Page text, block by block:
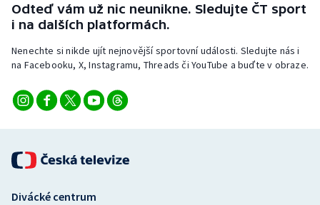
Odteď vám už nic neunikne. Sledujte ČT sport
i na dalších platformách.
Nenechte si nikde ujít nejnovější sportovní události. Sledujte nás i
na Facebooku, X, Instagramu, Threads či YouTube a buďte v obraze.
Divácké centrum